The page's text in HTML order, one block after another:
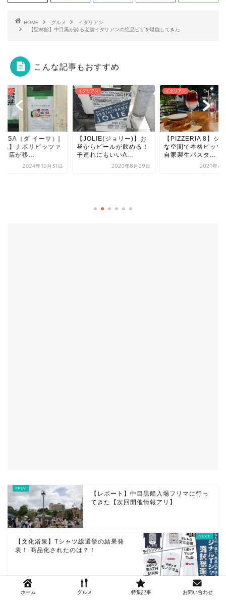
HOME グルメ
イタリアン
【聖林館】中目黒が誇る老舗イタリアンの絶品ピザを堪能してきた
こんな記事もおすすめ
アン
ジョリー)】お
らビールが飲める！
れにもいいA...
2020年8月29日
イタリアン
【PIZZERIA 8】シック
な空間で本格ピッツァと
自家製生パスタ...
2021年6月30日
イタリアン
【レポート】中目黒船入場フリマに行っ
てきた【次回開催情報アリ】
【文化浴泉】Tシャツ総選挙の結果発
表！ 商品化されたのは？！
ホーム グルメ 特集記事 お問い合わせ